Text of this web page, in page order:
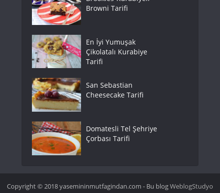
Browni Tarifi
En İyi Yumuşak
Çikolatalı Kurabiye
Tarifi
San Sebastian
Cheesecake Tarifi
Domatesli Tel Şehriye
Çorbası Tarifi
Copyright © 2018 yasemininmutfagindan.com - Bu blogWeblogStudyo